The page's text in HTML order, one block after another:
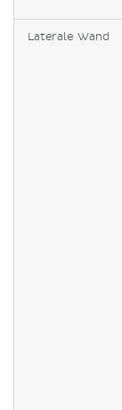
Laterale Wand